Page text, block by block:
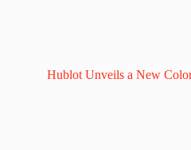
Hublot Unveils a New